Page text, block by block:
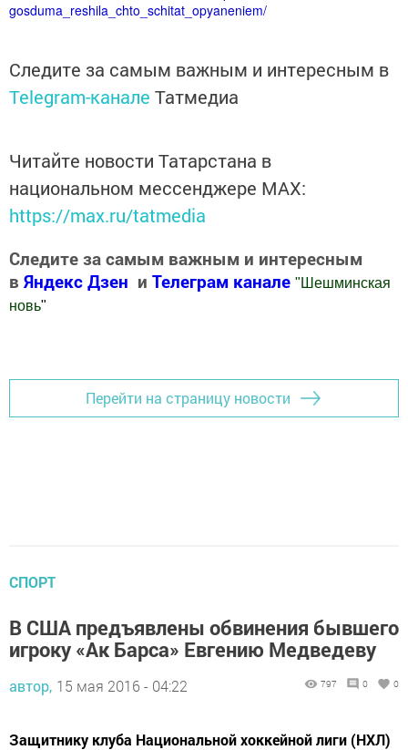
gosduma_reshila_chto_schitat_opyaneniem/
Следите за самым важным и интересным в
Telegram-канале Татмедиа
Читайте новости Татарстана в
национальном мессенджере MАХ:
https://max.ru/tatmedia
Следите за самым важным и интересным
в Яндекс Дзен и Телеграм канале " Шешминская
новь"
Перейти на страницу новости
СПОРТ
В США предъявлены обвинения бывшего
игроку «Ак Барса» Евгению Медведеву
автор, 15 мая 2016 - 04:22 797 0 0
Защитнику клуба Национальной хоккейной лиги (НХЛ)